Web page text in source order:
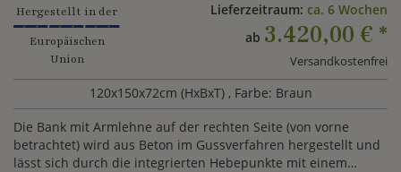
Hergestellt in der
Europäischen
Union
Lieferzeitraum: ca. 6 Wochen
ab 3.420,00 € *
Versandkostenfrei
120x150x72cm (HxBxT) , Farbe: Braun
Die Bank mit Armlehne auf der rechten Seite (von vorne
betrachtet) wird aus Beton im Gussverfahren hergestellt und
lässt sich durch die integrierten Hebepunkte mit einem